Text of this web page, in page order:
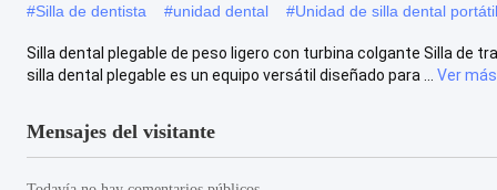
#Silla de dentista #unidad dental #Unidad de silla dental portátil
Silla dental plegable de peso ligero con turbina colgante Silla de
silla dental plegable es un equipo versátil diseñado para ...
Ver más
Mensajes del visitante